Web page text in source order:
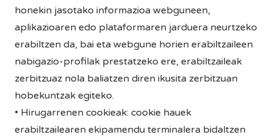
honekin jasotako informazioa webguneen,
aplikazioaren edo plataformaren jarduera neurtzeko
erabiltzen da, bai eta webgune horien erabiltzaileen
nabigazio-profilak prestatzeko ere, erabiltzaileak
zerbitzuaz nola baliatzen diren ikusita zerbitzuan
hobekuntzak egiteko.
• Hirugarrenen cookieak: cookie hauek
erabiltzailearen ekipamendu terminalera bidaltzen